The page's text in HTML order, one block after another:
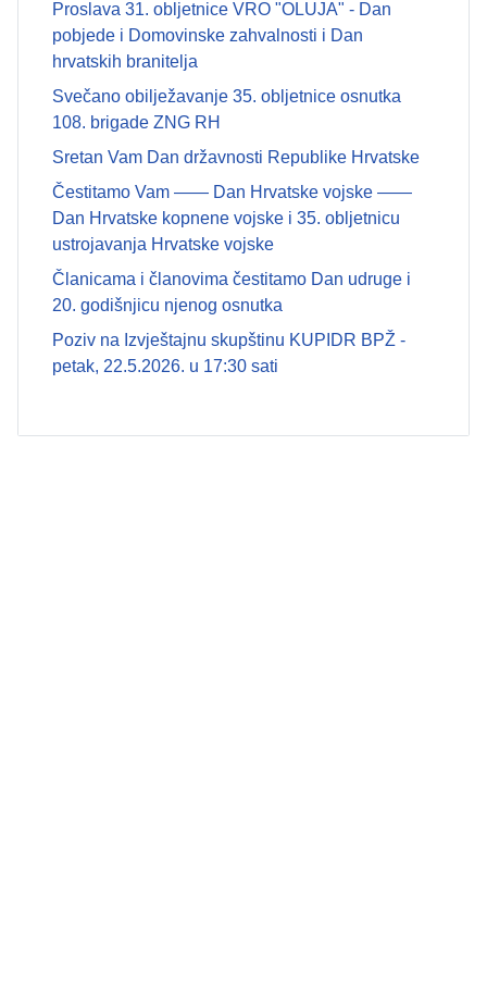
Proslava 31. obljetnice VRO "OLUJA" - Dan
pobjede i Domovinske zahvalnosti i Dan
hrvatskih branitelja
Svečano obilježavanje 35. obljetnice osnutka
108. brigade ZNG RH
Sretan Vam Dan državnosti Republike Hrvatske
Čestitamo Vam —— Dan Hrvatske vojske ——
Dan Hrvatske kopnene vojske i 35. obljetnicu
ustrojavanja Hrvatske vojske
Članicama i članovima čestitamo Dan udruge i
20. godišnjicu njenog osnutka
Poziv na Izvještajnu skupštinu KUPIDR BPŽ -
petak, 22.5.2026. u 17:30 sati